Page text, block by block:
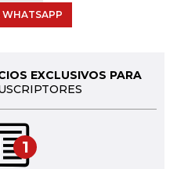
WHATSAPP
EXCLUSIVOS PARA
1